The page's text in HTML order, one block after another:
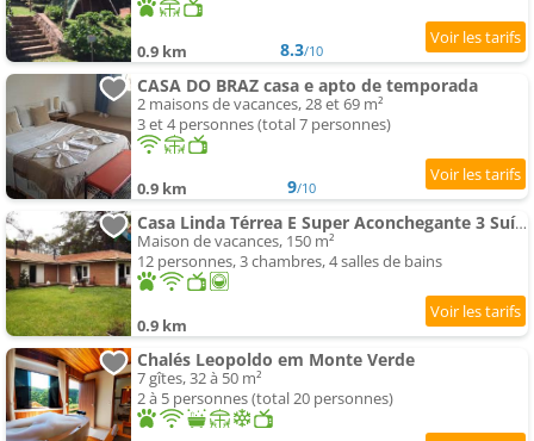
0.9 km 8.3/10
CASA DO BRAZ casa e apto de temporada
2 maisons de vacances, 28 et 69 m²
3 et 4 personnes (total 7 personnes)
0.9 km 9/10
Casa Linda Térrea E Super Aconchegante 3 Suítes
Maison de vacances, 150 m²
12 personnes, 3 chambres, 4 salles de bains
0.9 km
Chalés Leopoldo em Monte Verde
7 gîtes, 32 à 50 m²
2 à 5 personnes (total 20 personnes)